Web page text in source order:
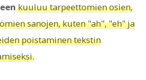
kuuluu tarpeettomien osien,
sanojen, kuten "ah", "eh" ja
poistaminen tekstin